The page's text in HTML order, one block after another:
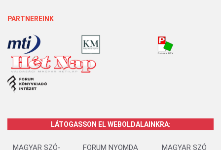
PARTNEREINK
LÁTOGASSON EL WEBOLDALAINKRA:
MAGYAR SZÓ-
FORUM NYOMDA
MAGYAR SZÓ